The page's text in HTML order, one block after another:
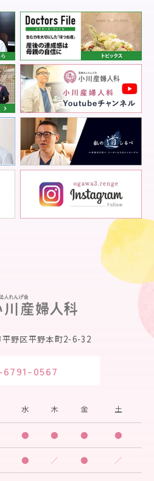
平野区平野本町2-6-32
0567
水 木 金 土
● ● ● ●
● ／ ● ／